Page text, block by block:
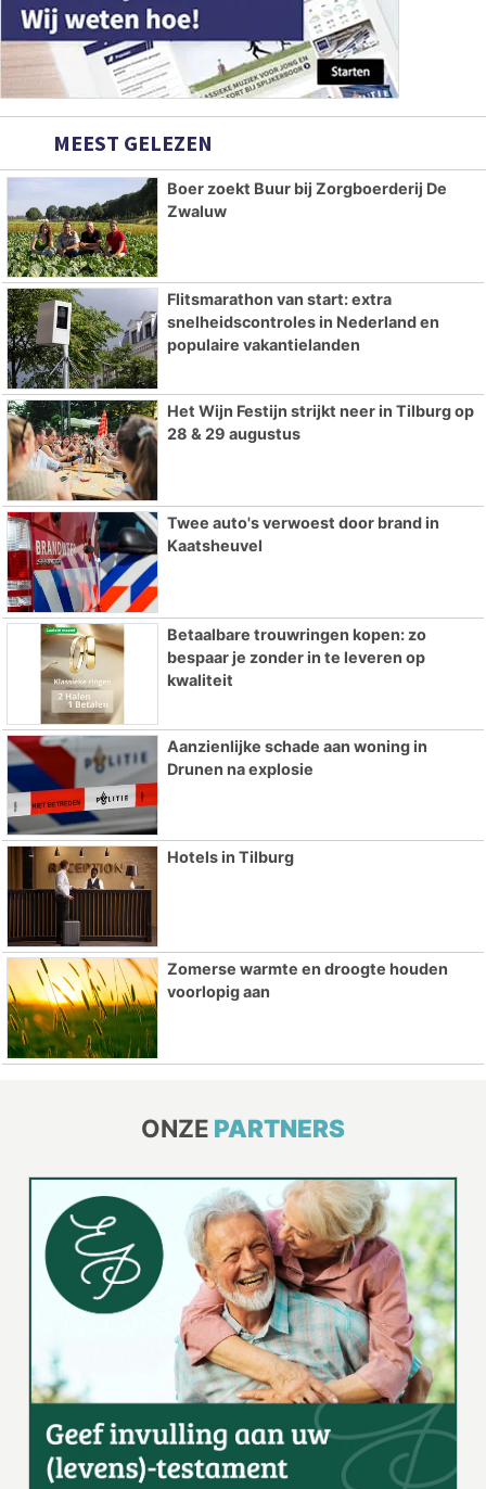
MEEST GELEZEN
Boer zoekt Buur bij Zorgboerderij De
Zwaluw
Flitsmarathon van start: extra
snelheidscontroles in Nederland en
populaire vakantielanden
Het Wijn Festijn strijkt neer in Tilburg op
28 & 29 augustus
Twee auto's verwoest door brand in
Kaatsheuvel
Betaalbare trouwringen kopen: zo
bespaar je zonder in te leveren op
kwaliteit
Aanzienlijke schade aan woning in
Drunen na explosie
Hotels in Tilburg
Zomerse warmte en droogte houden
voorlopig aan
ONZE PARTNERS